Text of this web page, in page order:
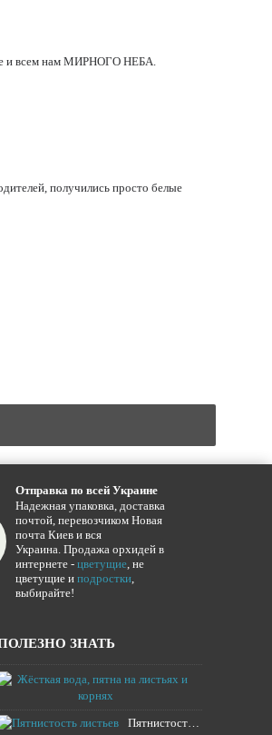
и всем нам МИРНОГО НЕБА.
получились просто белые
Отправка по всей Украине
Надежная упаковка, доставка
почтой, перевозчиком Новая
почта Киев и вся
Украина. Продажа орхидей в
интернете - цветущие, не
цветущие и подростки,
выбирайте!
ЗНАТЬ
Пятнистость листьев